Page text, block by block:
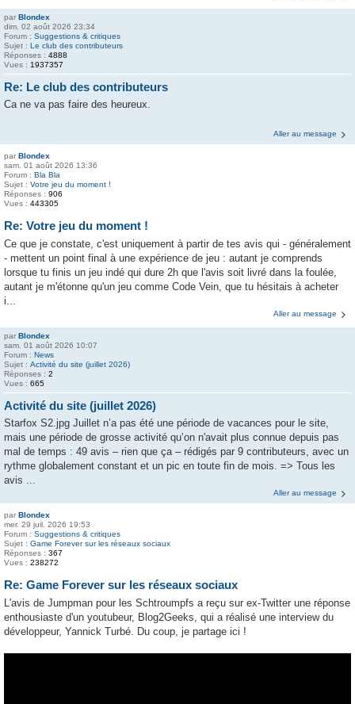
par Blondex
dim. 02 août 2026 23:34
Forum : Suggestions & critiques
Sujet : Le club des contributeurs
Réponses : 4888
Vues : 1937357
Re: Le club des contributeurs
Ca ne va pas faire des heureux.
Aller au message
par Blondex
sam. 01 août 2026 13:36
Forum : Bla Bla
Sujet : Votre jeu du moment !
Réponses : 906
Vues : 443305
Re: Votre jeu du moment !
Ce que je constate, c'est uniquement à partir de tes avis qui - généralement
- mettent un point final à une expérience de jeu : autant je comprends
lorsque tu finis un jeu indé qui dure 2h que l'avis soit livré dans la foulée,
autant je m'étonne qu'un jeu comme Code Vein, que tu hésitais à acheter
i...
Aller au message
par Blondex
sam. 01 août 2026 10:07
Forum : News
Sujet : Activité du site (juillet 2026)
Réponses : 2
Vues : 665
Activité du site (juillet 2026)
Starfox S2.jpg Juillet n’a pas été une période de vacances pour le site,
mais une période de grosse activité qu’on n'avait plus connue depuis pas
mal de temps : 49 avis – rien que ça – rédigés par 9 contributeurs, avec un
rythme globalement constant et un pic en toute fin de mois. => Tous les
avis ...
Aller au message
par Blondex
mer. 29 juil. 2026 19:53
Forum : Suggestions & critiques
Sujet : Game Forever sur les réseaux sociaux
Réponses : 367
Vues : 238272
Re: Game Forever sur les réseaux sociaux
L'avis de Jumpman pour les Schtroumpfs a reçu sur ex-Twitter une réponse
enthousiaste d'un youtubeur, Blog2Geeks, qui a réalisé une interview du
développeur, Yannick Turbé. Du coup, je partage ici !